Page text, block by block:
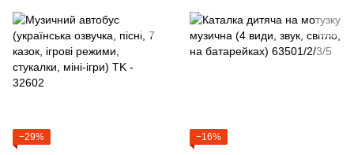
−29% −16%